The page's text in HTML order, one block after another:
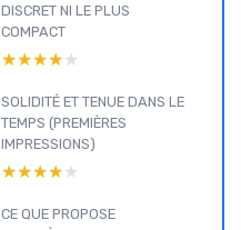
DISCRET NI LE PLUS
COMPACT
★★★★★
★★★★★
SOLIDITÉ ET TENUE DANS LE
TEMPS (PREMIÈRES
IMPRESSIONS)
★★★★★
★★★★★
CE QUE PROPOSE